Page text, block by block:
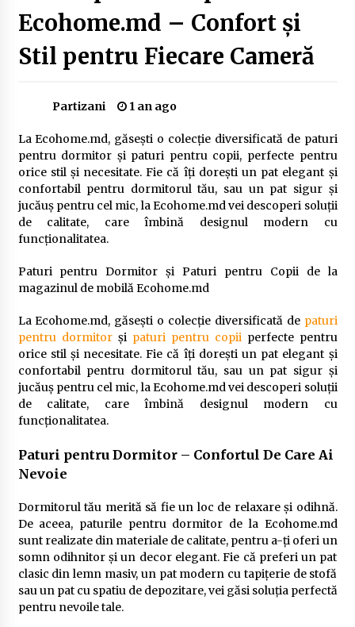
Delta Dunării
2 ani ago
Cele mai bune locuri pentru pescuitul crapului
2 ani ago
Cum să alegi firul de pescuit perfect pentru
crap: Ghid complet pentru pescari
2 ani ago
Uloga lokalne ekonomije u razvoju zajednice
2 ani ago
Cotele Dunării: Monitorizare și Prognoze
Hidrologice prin DanubeAlert.com
Ecohome.md – Confort și
Stil pentru Fiecare Cameră
Partizani 1 an ago
La Ecohome.md, găsești o colecție diversificată de paturi
pentru dormitor și paturi pentru copii, perfecte pentru
orice stil și necesitate. Fie că îți dorești un pat elegant și
confortabil pentru dormitorul tău, sau un pat sigur și
jucăuș pentru cel mic, la Ecohome.md vei descoperi soluții
de calitate, care îmbină designul modern cu
funcționalitatea.
Paturi pentru Dormitor și Paturi pentru Copii de la
magazinul de mobilă Ecohome.md
La Ecohome.md, găsești o colecție diversificată de paturi
pentru dormitorși paturi pentru copiiperfecte pentru
orice stil și necesitate. Fie că îți dorești un pat elegant și
confortabil pentru dormitorul tău, sau un pat sigur și
jucăuș pentru cel mic, la Ecohome.md vei descoperi soluții
de calitate, care îmbină designul modern cu
funcționalitatea.
Paturi pentru Dormitor – Confortul De Care Ai
Nevoie
Dormitorul tău merită să fie un loc de relaxare și odihnă.
De aceea, paturile pentru dormitor de la Ecohome.md
sunt realizate din materiale de calitate, pentru a-ți oferi un
somn odihnitor și un decor elegant. Fie că preferi un pat
clasic din lemn masiv, un pat modern cu tapițerie de stofă
sau un pat cu spatiu de depozitare, vei găsi soluția perfectă
pentru nevoile tale.